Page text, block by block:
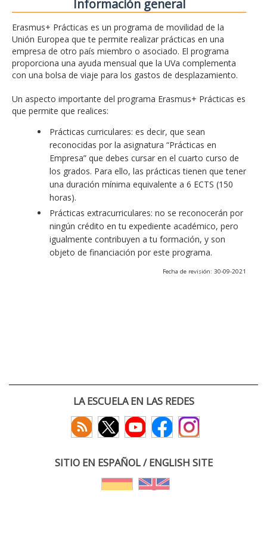
Información general
Erasmus+ Prácticas es un programa de movilidad de la
Unión Europea que te permite realizar prácticas en una
empresa de otro país miembro o asociado. El programa
proporciona una ayuda mensual que la UVa complementa
con una bolsa de viaje para los gastos de desplazamiento.
Un aspecto importante del programa Erasmus+ Prácticas es
que permite que realices:
Prácticas curriculares: es decir, que sean
reconocidas por la asignatura “Prácticas en
Empresa” que debes cursar en el cuarto curso de
los grados. Para ello, las prácticas tienen que tener
una duración mínima equivalente a 6 ECTS (150
horas).
Prácticas extracurriculares: no se reconocerán por
ningún crédito en tu expediente académico, pero
igualmente contribuyen a tu formación, y son
objeto de financiación por este programa.
Fecha de revisión: 30-09-2021
LA ESCUELA EN LAS REDES
SITIO EN ESPAÑOL / ENGLISH SITE